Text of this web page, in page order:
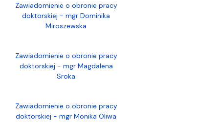
Zawiadomienie o obronie pracy
doktorskiej - mgr Dominika
Miroszewska
Zawiadomienie o obronie pracy
doktorskiej - mgr Magdalena
Sroka
Zawiadomienie o obronie pracy
doktorskiej - mgr Monika Oliwa